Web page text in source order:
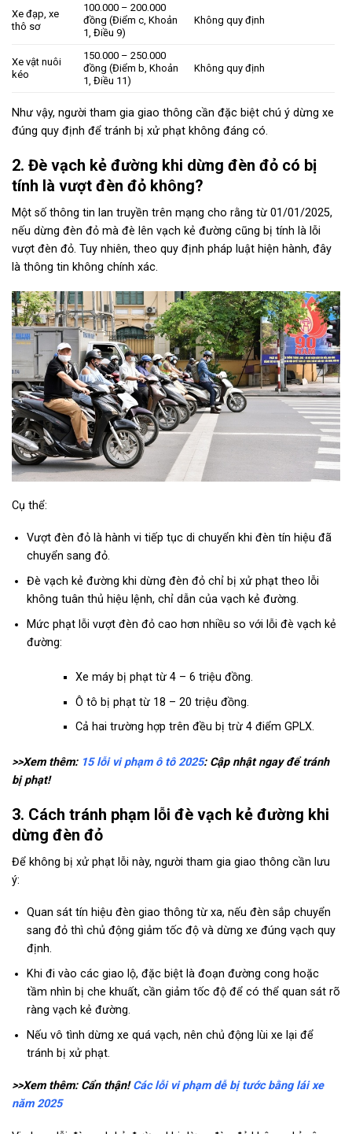
Xe đạp, xe
thô sơ
100.000 – 200.000
đồng (Điểm c, Khoản
1, Điều 9)
Không quy định
Xe vật nuôi
kéo
150.000 – 250.000
đồng (Điểm b, Khoản
1, Điều 11)
Không quy định
Như vậy, người tham gia giao thông cần đặc biệt chú ý dừng xe
đúng quy định để tránh bị xử phạt không đáng có.
2. Đè vạch kẻ đường khi dừng đèn đỏ có bị
tính là vượt đèn đỏ không?
Một số thông tin lan truyền trên mạng cho rằng từ 01/01/2025,
nếu dừng đèn đỏ mà đè lên vạch kẻ đường cũng bị tính là lỗi
vượt đèn đỏ. Tuy nhiên, theo quy định pháp luật hiện hành, đây
là thông tin không chính xác.
Cụ thể:
Vượt đèn đỏ là hành vi tiếp tục di chuyển khi đèn tín hiệu đã
chuyển sang đỏ.
Đè vạch kẻ đường khi dừng đèn đỏ chỉ bị xử phạt theo lỗi
không tuân thủ hiệu lệnh, chỉ dẫn của vạch kẻ đường.
Mức phạt lỗi vượt đèn đỏ cao hơn nhiều so với lỗi đè vạch kẻ
đường:
Xe máy bị phạt từ 4 – 6 triệu đồng.
Ô tô bị phạt từ 18 – 20 triệu đồng.
Cả hai trường hợp trên đều bị trừ 4 điểm GPLX.
>>Xem thêm: 15 lỗi vi phạm ô tô 2025: Cập nhật ngay để tránh
bị phạt!
3. Cách tránh phạm lỗi đè vạch kẻ đường khi
dừng đèn đỏ
Để không bị xử phạt lỗi này, người tham gia giao thông cần lưu
ý:
Quan sát tín hiệu đèn giao thông từ xa, nếu đèn sắp chuyển
sang đỏ thì chủ động giảm tốc độ và dừng xe đúng vạch quy
định.
Khi đi vào các giao lộ, đặc biệt là đoạn đường cong hoặc
tầm nhìn bị che khuất, cần giảm tốc độ để có thể quan sát rõ
ràng vạch kẻ đường.
Nếu vô tình dừng xe quá vạch, nên chủ động lùi xe lại để
tránh bị xử phạt.
>>Xem thêm: Cẩn thận!Các lỗi vi phạm dễ bị tước bằng lái xe
năm 2025